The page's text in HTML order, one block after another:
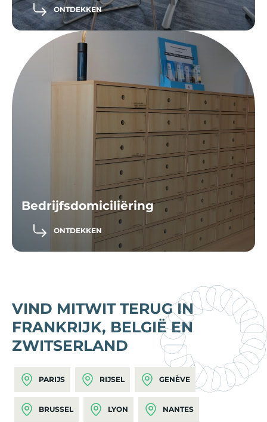
ONTDEKKEN
Bedrijfsdomiciliëring
ONTDEKKEN
VIND MITWIT TERUG IN
FRANKRIJK, BELGIË EN
ZWITSERLAND
PARIJS RIJSEL GENÈVE
BRUSSEL LYON NANTES